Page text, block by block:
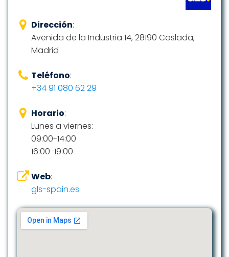
Dirección:
Avenida de la Industria 14, 28190 Coslada,
Madrid
Teléfono:
+34 91 080 62 29
Horario:
Lunes a viernes:
09:00-14:00
16:00-19:00
Web:
gls-spain.es